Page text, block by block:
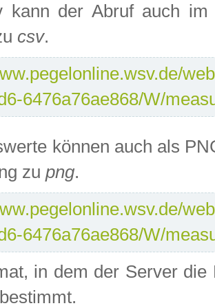
kann der Abruf auch
csv.
6476a76ae868/W/
können auch als
zu png.
6476a76ae868/W/
in dem der Server